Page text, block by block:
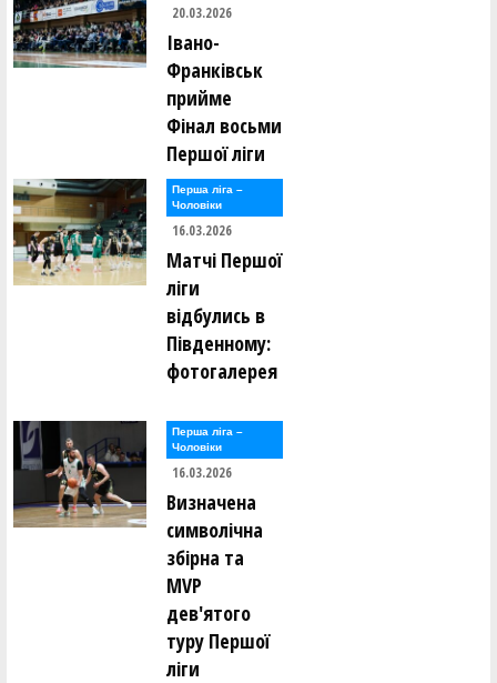
20.03.2026
Івано-
Франківськ
прийме
Фінал восьми
Першої ліги
Перша лiга –
Чоловiки
16.03.2026
Матчі Першої
ліги
відбулись в
Південному:
фотогалерея
Перша лiга –
Чоловiки
16.03.2026
Визначена
символічна
збірна та
MVP
дев'ятого
туру Першої
ліги